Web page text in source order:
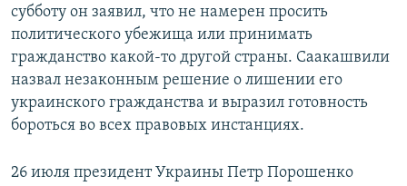
субботу он заявил, что не намерен просить
политического убежища или принимать
гражданство какой-то другой страны. Саакашвили
назвал незаконным решение о лишении его
украинского гражданства и выразил готовность
бороться во всех правовых инстанциях.
26 июля президент Украины Петр Порошенко